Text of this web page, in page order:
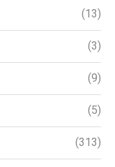
(13)
(3)
(9)
(5)
(313)